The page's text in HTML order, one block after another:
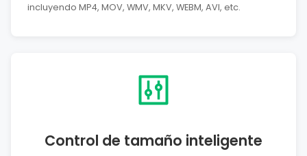
incluyendo MP4, MOV, WMV, MKV, WEBM, AVI, etc.
Control de tamaño inteligente